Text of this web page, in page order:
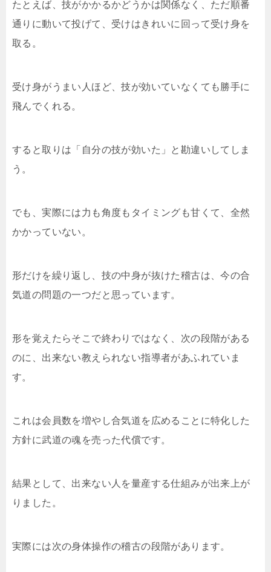
たとえば、技がかかるかどうかは関係なく、ただ順番
通りに動いて投げて、受けはきれいに回って受け身を
取る。
受け身がうまい人ほど、技が効いていなくても勝手に
飛んでくれる。
すると取りは「自分の技が効いた」と勘違いしてしま
う。
でも、実際には力も角度もタイミングも甘くて、全然
かかっていない。
形だけを繰り返し、技の中身が抜けた稽古は、今の合
気道の問題の一つだと思っています。
形を覚えたらそこで終わりではなく、次の段階がある
のに、出来ない教えられない指導者があふれていま
す。
これは会員数を増やし合気道を広めることに特化した
方針に武道の魂を売った代償です。
結果として、出来ない人を量産する仕組みが出来上が
りました。
実際には次の身体操作の稽古の段階があります。